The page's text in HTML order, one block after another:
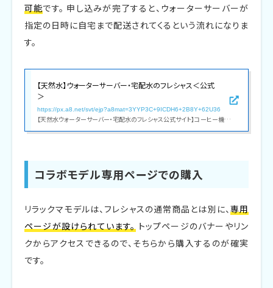
可能です。 申し込みが完了すると、ウォーターサーバーが
指定の日時に自宅まで配送されてくるという流れになりま
す。
【天然水】ウォーターサーバー・宅配水のフレシャス＜公式
＞
https://px.a8.net/svt/ejp?a8mat=3YYP3C+9ICDH6+2B8Y+62U36
【天然水ウォーターサーバー・宅配水のフレシャス公式サイト】コーヒー機能付きウォーターサーバーや一人暮らし向け卓上モデル等、デザイン性・機能性共に人気のウォーターサーバーをラインナップ。配送料全国無料0円!限定キャンペーン実施中!
コラボモデル専用ページでの購入
リラックマモデルは、フレシャスの通常商品とは別に、 専用
ページが設けられています。 トップページのバナーやリン
クからアクセスできるので、そちらから購入するのが確実
です。